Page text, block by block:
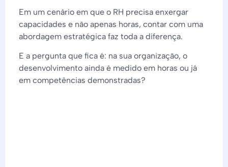
Em um cenário em que o RH precisa enxergar
capacidades e não apenas horas, contar com uma
abordagem estratégica faz toda a diferença.
E a pergunta que fica é: na sua organização, o
desenvolvimento ainda é medido em horas ou já
em competências demonstradas?